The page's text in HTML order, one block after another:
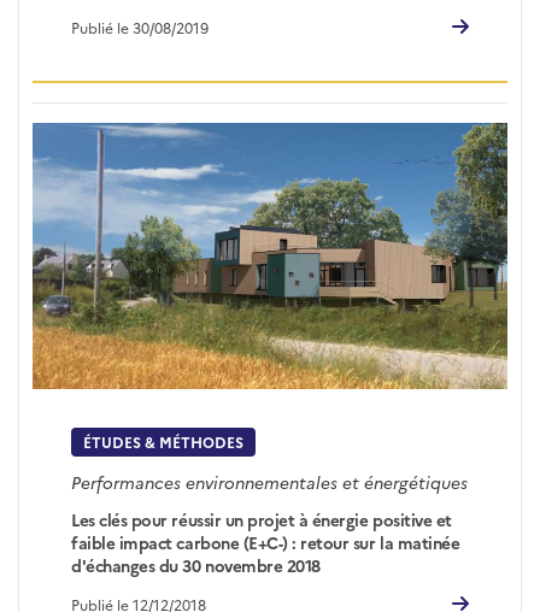
Publié le 30/08/2019
ÉTUDES & MÉTHODES
Performances environnementales et énergétiques
Les clés pour réussir un projet à énergie positive et
faible impact carbone (E+C-) : retour sur la matinée
d'échanges du 30 novembre 2018
Publié le 12/12/2018